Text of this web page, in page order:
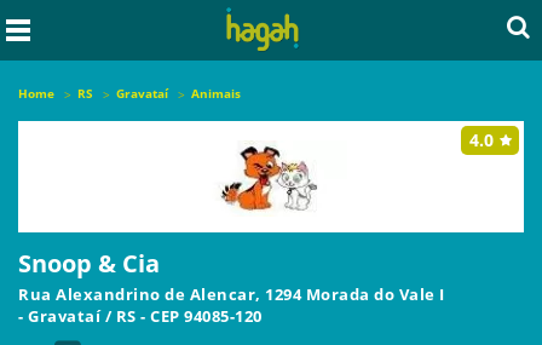
Home RS Gravataí Animais
4.0
Snoop & Cia
Rua Alexandrino de Alencar, 1294 Morada do Vale I
- Gravataí/ RS - CEP 94085-120